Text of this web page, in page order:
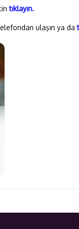
tıklayın.
ulaşın ya da